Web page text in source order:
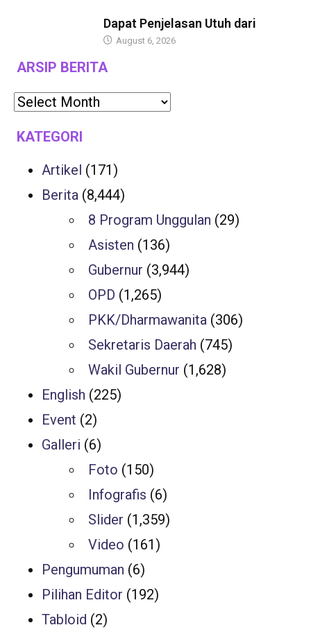
Dapat Penjelasan Utuh dari
August 6, 2026
ARSIP BERITA
KATEGORI
Artikel (171)
Berita (8,444)
8 Program Unggulan (29)
Asisten (136)
Gubernur (3,944)
OPD (1,265)
PKK/Dharmawanita (306)
Sekretaris Daerah (745)
Wakil Gubernur (1,628)
English (225)
Event (2)
Galleri (6)
Foto (150)
Infografis (6)
Slider (1,359)
Video (161)
Pengumuman (6)
Pilihan Editor (192)
Tabloid (2)